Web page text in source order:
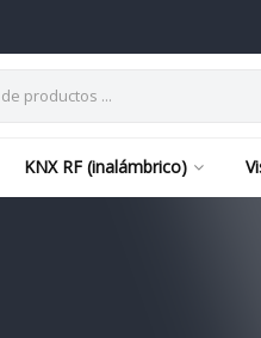
KNX RF (inalámbrico)